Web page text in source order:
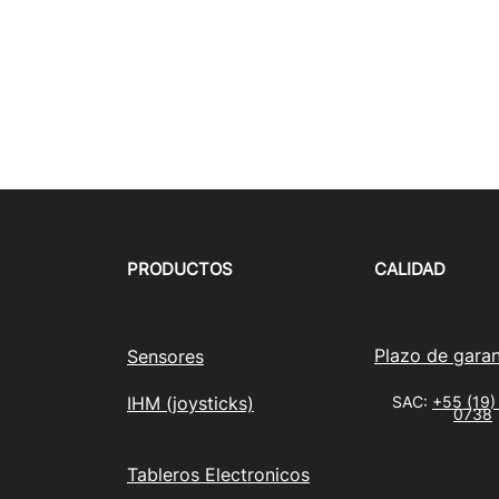
PRODUCTOS
Sensores
IHM (joysticks)
CALIDAD
Plazo de
SAC: +55
0738
Tableros Electronicos